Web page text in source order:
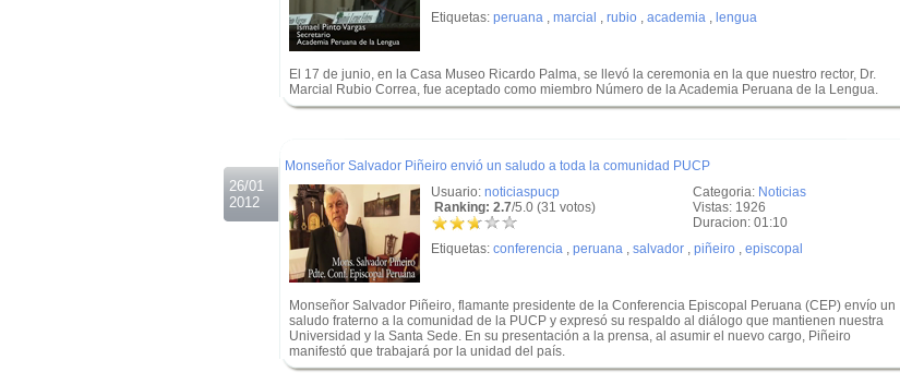
Etiquetas: peruana , marcial , rubio , academia , lengua
El 17 de junio, en la Casa Museo Ricardo Palma, se llevó la ceremonia en la que nuestro rector, Dr.
Marcial Rubio Correa, fue aceptado como miembro Número de la Academia Peruana de la Lengua.
26/01
2012
Monseñor Salvador Piñeiro envió un saludo a toda la comunidad PUCP
Categoria: Noticias
Vistas: 1926
Duracion: 01:10
Usuario: noticiaspucp
Ranking: 2.7/5.0 (31 votos)
Etiquetas: conferencia , peruana , salvador , piñeiro , episcopal
Monseñor Salvador Piñeiro, flamante presidente de la Conferencia Episcopal Peruana (CEP) envío un
saludo fraterno a la comunidad de la PUCP y expresó su respaldo al diálogo que mantienen nuestra
Universidad y la Santa Sede. En su presentación a la prensa, al asumir el nuevo cargo, Piñeiro
manifestó que trabajará por la unidad del país.